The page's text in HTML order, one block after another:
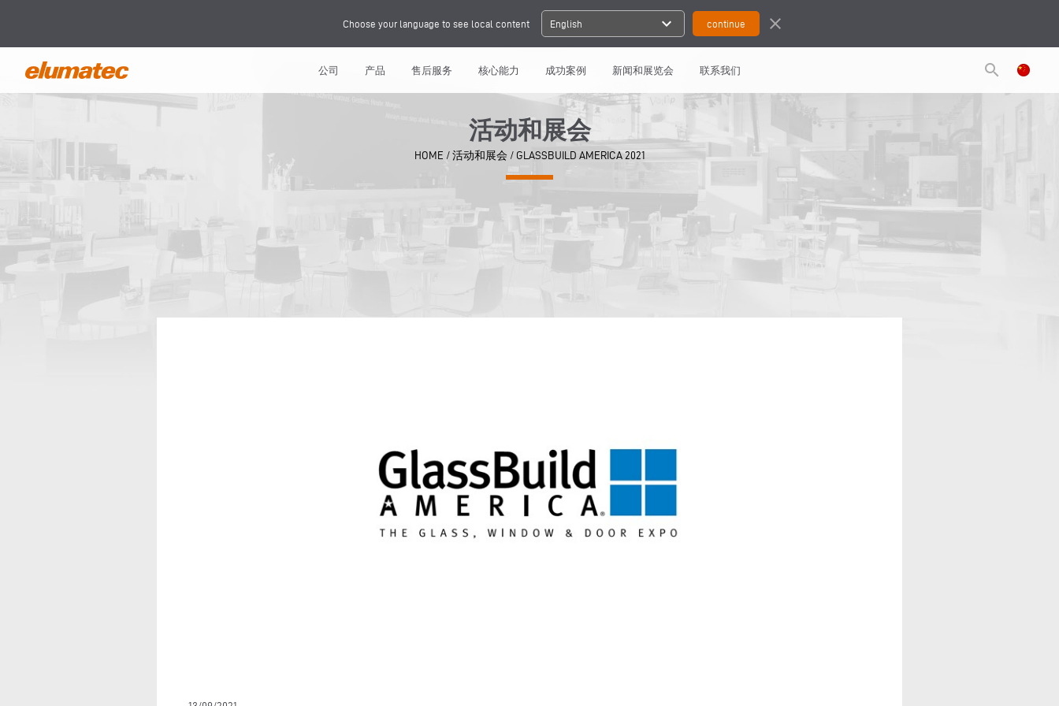
Choose your language to see local content English expand_more close
公司 产品 售后服务 核心能力 成功案例 新闻和展览会 联系我们 search
活动和展会
HOME / 活动和展会 / GLASSBUILD AMERICA 2021